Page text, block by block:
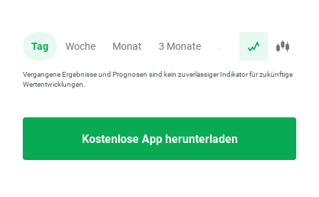
Tag Woche Monat 3 Monate Jahr
Vergangene Ergebnisse und Prognosen sind kein zuverlässiger Indikator für zukünftige
Wertentwicklungen.
Kostenlose App herunterladen